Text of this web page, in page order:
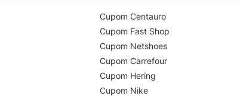
Cupom Centauro
Cupom Fast Shop
Cupom Netshoes
Cupom Carrefour
Cupom Hering
Cupom Nike